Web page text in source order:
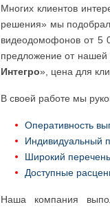
Многих клиентов
решения» мы
видеодомофонов от 5
предложение от нашей
Интегро», цена для
В своей работе мы
Оперативность
Индивидуальный
Широкий
Доступные
Наша компания